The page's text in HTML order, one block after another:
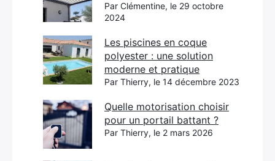
Par Clémentine, le 29 octobre
2024
Les piscines en coque
polyester : une solution
moderne et pratique
Par Thierry, le 14 décembre 2023
Quelle motorisation choisir
pour un portail battant ?
Par Thierry, le 2 mars 2026